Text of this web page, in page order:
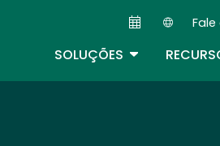
SOLUÇÕES TOGGLE